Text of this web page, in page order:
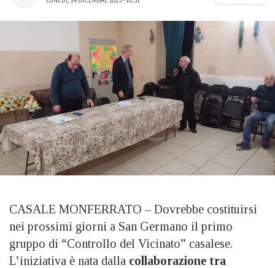
CASALE MONFERRATO – Dovrebbe costituirsi
nei prossimi giorni a San Germano il primo
gruppo di “Controllo del Vicinato” casalese.
L’iniziativa è nata dalla collaborazione tra